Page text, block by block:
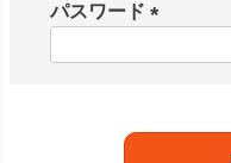
パスワード
)